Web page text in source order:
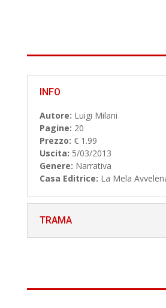
INFO
Autore: Luigi Milani
Pagine: 20
Prezzo: € 1.99
Uscita: 5/03/2013
Genere: Narrativa
Casa Editrice: La Mela
TRAMA